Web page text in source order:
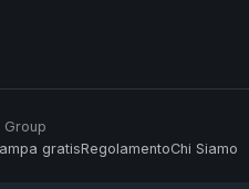
Group
gratisRegolamentoChi Siamo